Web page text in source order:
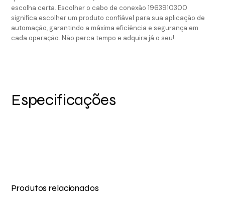
escolha certa. Escolher o cabo de conexão 1963910300
significa escolher um produto confiável para sua aplicação de
automação, garantindo a máxima eficiência e segurança em
cada operação. Não perca tempo e adquira já o seu!.
Especificações
Produtos relacionados